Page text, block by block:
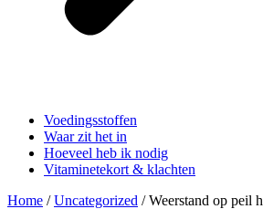
Voedingsstoffen
Waar zit het in
Hoeveel heb ik nodig
Vitaminetekort & klachten
Home /Uncategorized / Weerstand op peil